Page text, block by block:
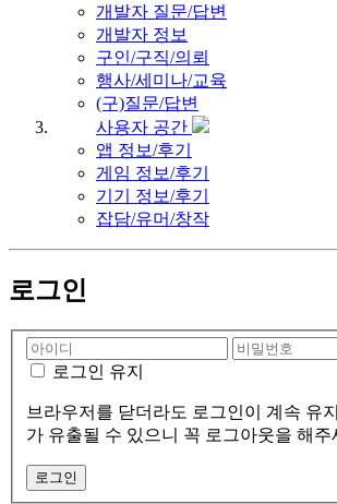
개발자 질문/답변
개발자 정보
구인/구직/의뢰
행사/세미나/교육
(구)질문/답변
사용자 공간
앱 정보/후기
게임 정보/후기
기기 정보/후기
잡담/유머/창작
로그인
로그인 유지
브라우저를 닫더라도 로그인이 계속 유
가 유출될 수 있으니 꼭 로그아웃을 해주